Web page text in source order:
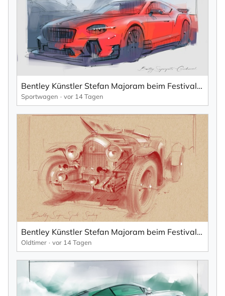
Bentley Künstler Stefan Majoram beim Festival of Speed, Goodwood.
Sportwagen vor 14 Tagen
Bentley Künstler Stefan Majoram beim Festival of Speed, Goodwood.
Oldtimer vor 14 Tagen